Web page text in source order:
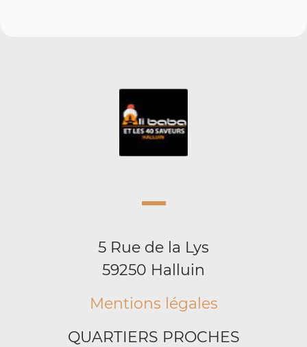
5 Rue de la Lys
59250 Halluin
Mentions légales
QUARTIERS PROCHES